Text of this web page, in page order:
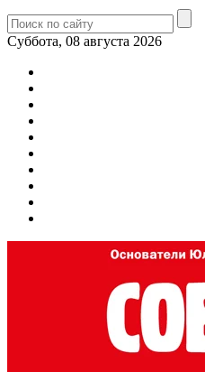
Суббота, 08 августа 2026